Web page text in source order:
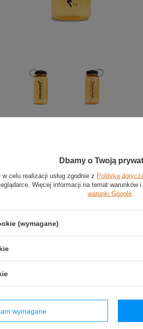
z najnowszej kolekcji zespołu McLaren F1
zamknięcie
skalę pojemności
Stan:
Nowy
Kolor:
Pomarańczowy
Dbamy o Twoją
celu realizacji usług zgodnie z Polityką
Więcej informacji na temat
warunki Google.
(wymagane)
wymagane